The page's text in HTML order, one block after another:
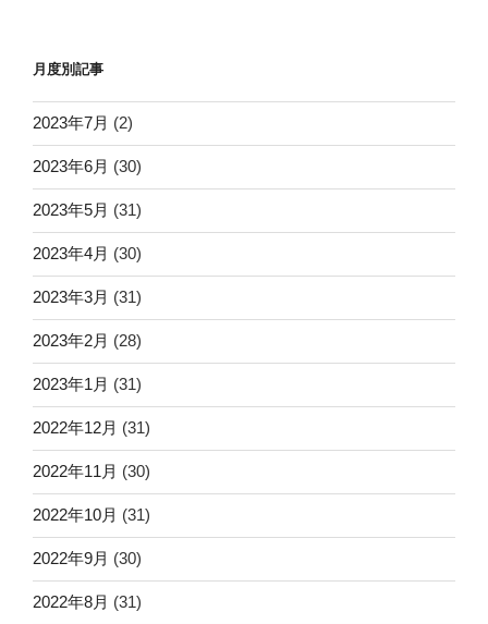
月度別記事
2023年7月 (2)
2023年6月 (30)
2023年5月 (31)
2023年4月 (30)
2023年3月 (31)
2023年2月 (28)
2023年1月 (31)
2022年12月 (31)
2022年11月 (30)
2022年10月 (31)
2022年9月 (30)
2022年8月 (31)